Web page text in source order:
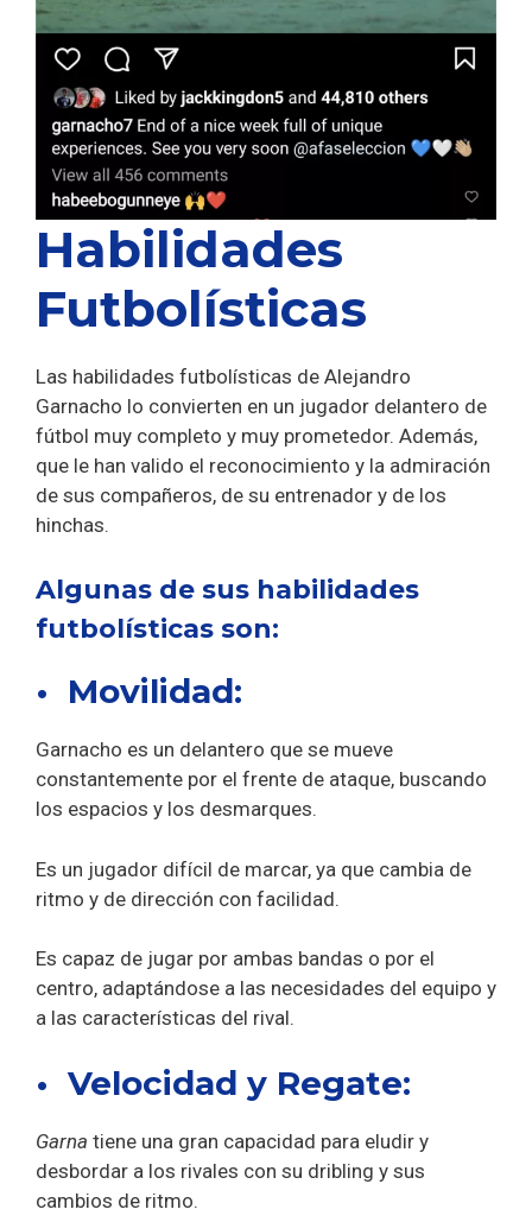
Habilidades
Futbolísticas
Las habilidades futbolísticas de Alejandro
Garnacho lo convierten en un jugador delantero de
fútbol muy completo y muy prometedor. Además,
que le han valido el reconocimiento y la admiración
de sus compañeros, de su entrenador y de los
hinchas.
Algunas de sus habilidades
futbolísticas son:
• Movilidad:
Garnacho es un delantero que se mueve
constantemente por el frente de ataque, buscando
los espacios y los desmarques.
Es un jugador difícil de marcar, ya que cambia de
ritmo y de dirección con facilidad.
Es capaz de jugar por ambas bandas o por el
centro, adaptándose a las necesidades del equipo y
a las características del rival.
• Velocidad y Regate:
Garna tiene una gran capacidad para eludir y
desbordar a los rivales con su dribling y sus
cambios de ritmo.